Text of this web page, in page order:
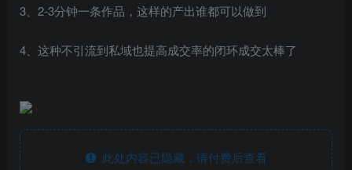
3、2-3分钟一条作品，这样的产出谁都可以做到
4、这种不引流到私域也提高成交率的闭环成交太棒了
此处内容已隐藏，请付费后查看